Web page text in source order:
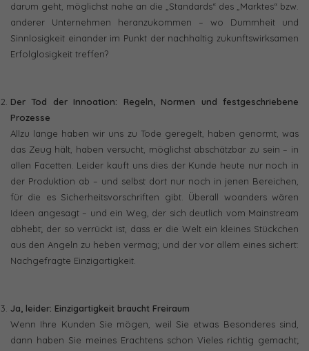
darum geht, möglichst nahe an die „Standards“ des „Marktes“ bzw.
anderer Unternehmen heranzukommen – wo Dummheit und
Sinnlosigkeit einander im Punkt der nachhaltig zukunftswirksamen
Erfolglosigkeit treffen?
Der Tod der Innoation: Regeln, Normen und festgeschriebene
Prozesse
Allzu lange haben wir uns zu Tode geregelt, haben genormt, was
das Zeug hält, haben versucht, möglichst abschätzbar zu sein – in
allen Facetten. Leider kauft uns dies der Kunde heute nur noch in
der Produktion ab – und selbst dort nur noch in jenen Bereichen,
für die es Sicherheitsvorschriften gibt. Überall woanders wären
Ideen angesagt – und ein Weg, der sich deutlich vom Mainstream
abhebt; der so verrückt ist, dass er die Welt ein kleines Stückchen
aus den Angeln zu heben vermag; und der vor allem eines sichert:
Nachgefragte Einzigartigkeit.
Ja, leider: Einzigartigkeit braucht Freiraum
Wenn Ihre Kunden Sie mögen, weil Sie etwas Besonderes sind,
dann haben Sie meines Erachtens schon Vieles richtig gemacht;